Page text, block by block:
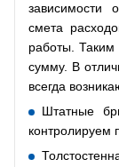
зависимости
смета
работы. Таким
сумму. В
всегда
Штатные
контролируем